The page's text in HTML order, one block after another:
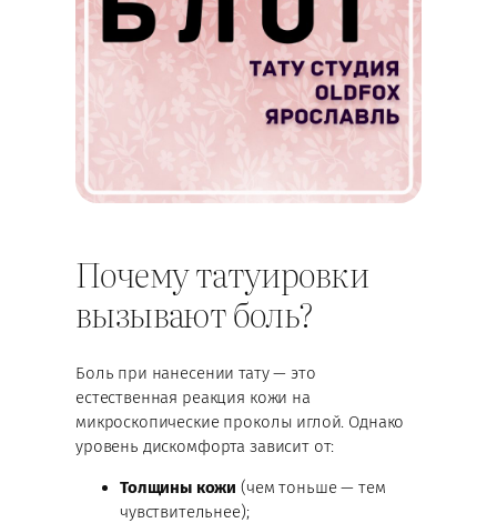
Почему татуировки
вызывают боль?
Боль при нанесении тату — это
естественная реакция кожи на
микроскопические проколы иглой. Однако
уровень дискомфорта зависит от:
Толщины кожи (чем тоньше — тем
чувствительнее);